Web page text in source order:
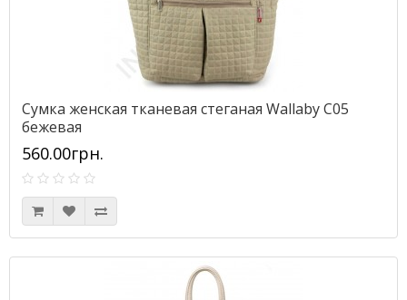
Сумка женская тканевая стеганая Wallaby С05
бежевая
560.00грн.